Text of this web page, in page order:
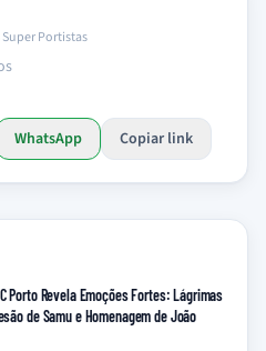
Portistas
WhatsApp Copiar link
Porto Revela Emoções Fortes: Lágrimas
de Samu e Homenagem de João